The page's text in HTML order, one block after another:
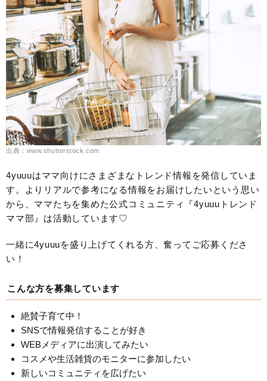
出典：www.shutterstock.com
4yuuuはママ向けにさまざまなトレンド情報を発信していま
す。よりリアルで参考になる情報をお届けしたいという思い
から、ママたちを集めた公式コミュニティ『4yuuuトレンド
ママ部』は活動しています♡
一緒に4yuuuを盛り上げてくれる方、奮ってご応募くださ
い！
こんな方を募集しています
絶賛子育て中！
SNSで情報発信することが好き
WEBメディアに出演してみたい
コスメや生活雑貨のモニターに参加したい
新しいコミュニティを広げたい